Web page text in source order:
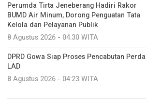
Perumda Tirta Jeneberang Hadiri Rakor
BUMD Air Minum, Dorong Penguatan Tata
Kelola dan Pelayanan Publik
8 Agustus 2026 - 04:30 WITA
DPRD Gowa Siap Proses Pencabutan Perda
LAD
8 Agustus 2026 - 04:23 WITA